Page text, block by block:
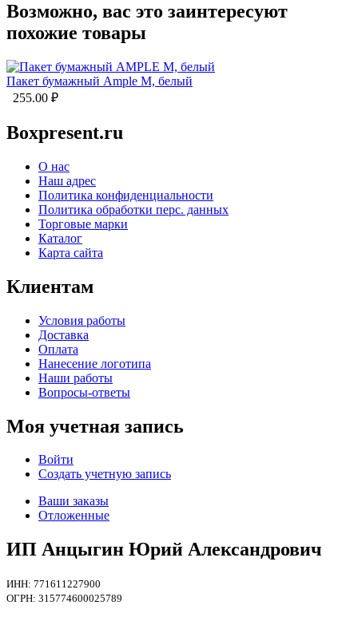
Возможно, вас это заинтересуют
похожие товары
Пакет бумажный Ample M, белый
255.00 ₽
Boxpresent.ru
О нас
Наш адрес
Политика конфиденциальности
Политика обработки перс. данных
Торговые марки
Каталог
Карта сайта
Клиентам
Условия работы
Доставка
Оплата
Нанесение логотипа
Наши работы
Вопросы-ответы
Моя учетная запись
Войти
Создать учетную запись
Ваши заказы
Отложенные
ИП Анцыгин Юрий Александрович
ИНН: 771611227900
ОГРН: 315774600025789